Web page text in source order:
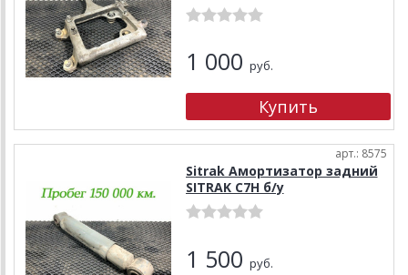
1 000 руб.
арт.: 8575
Sitrak Амортизатор задний
SITRAK C7H б/у
1 500 руб.